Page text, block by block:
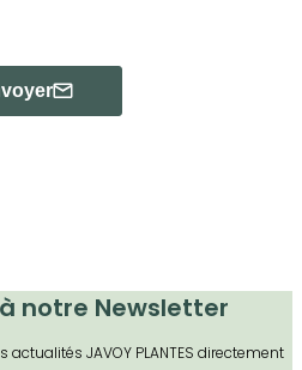
notre Newsletter
JAVOY PLANTES directement